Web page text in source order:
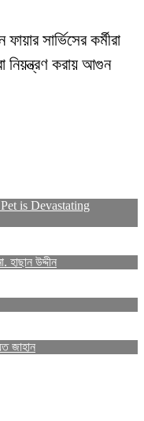
সার্ভিসের কর্মীরা
নিয়ন্ত্রণ করায় আগুন
is Devastating
হাছান উদ্দীন
জাহান